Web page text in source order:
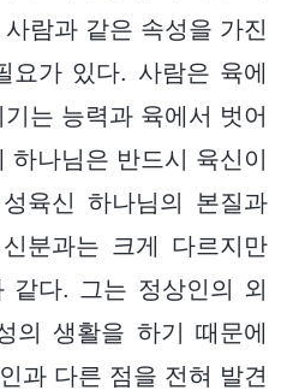
람과 같은 속성을 가진
요가 있다. 사람은 육에
는 능력과 육에서 벗어
하나님은 반드시 육신이
육신 하나님의 본질과
분과는 크게 다르지만
같다. 그는 정상인의 외
의 생활을 하기 때문에
과 다른 점을 전혀 발견